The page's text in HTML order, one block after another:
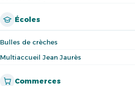
Écoles
Bulles de crèches
Multiaccueil Jean Jaurès
Commerces